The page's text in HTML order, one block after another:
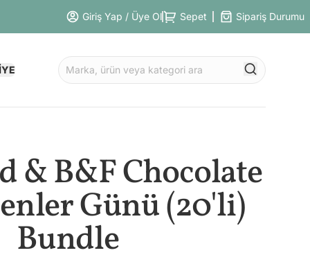
Giriş Yap / Üye Ol Sepet Sipariş Durumu
& B&F Chocolate
Günü (20'li)
Bundle